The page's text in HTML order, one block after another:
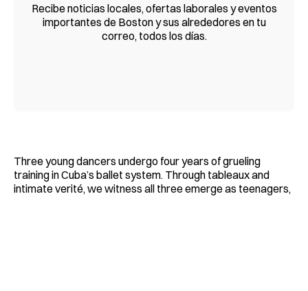
Recibe noticias locales, ofertas laborales y eventos
importantes de Boston y sus alrededores en tu
correo, todos los días.
Three young dancers undergo four years of grueling
training in Cuba’s ballet system. Through tableaux and
intimate verité, we witness all three emerge as teenagers,